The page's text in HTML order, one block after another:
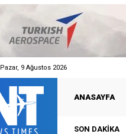
Pazar, 9 Ağustos 2026
ANASAYFA
SON DAKIKA